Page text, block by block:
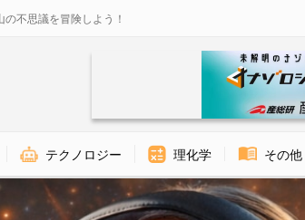
不思議を冒険しよう！
テクノロジー 理化学 その他